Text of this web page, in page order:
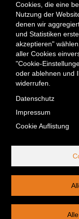
Cookies, die eine
Nutzung der
denen wir
und Statistiken
akzeptieren"
aller Cookies
"Cookie-
oder ablehnen und
widerrufen.
Datenschutz
Impressum
Cookie Auflistung
Meta
Menü
Kontakt Presse &
Newsletter
Kontakt
Berliner Energieagentur
Fasanenstraße 85
10623 Berlin
office@berliner-e-
Telefonische
Service-Nummer
unserer Öffnungszeiten: